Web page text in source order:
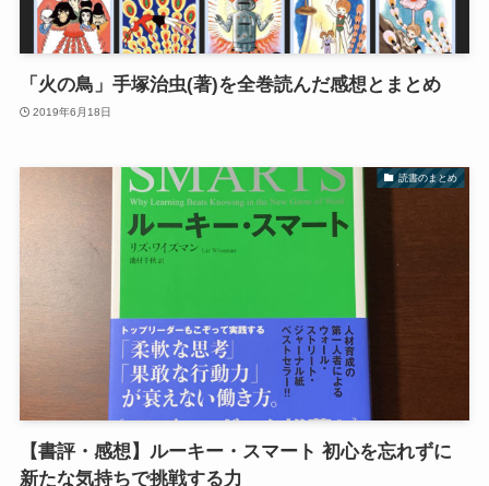
「火の鳥」手塚治虫(著)を全巻読んだ感想とまとめ
2019年6月18日
読書のまとめ
【書評・感想】ルーキー・スマート 初心を忘れずに
新たな気持ちで挑戦する力